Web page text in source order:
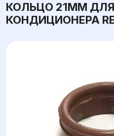
КОЛЬЦО 21ММ
КОНДИЦИОНЕРА